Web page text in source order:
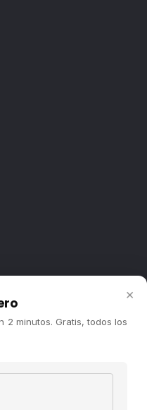
×
2 minutos. Gratis, todos los